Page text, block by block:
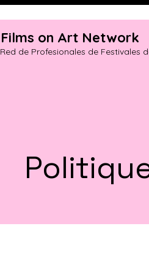
Films on Art Network
Red de Profesionales de Festivales